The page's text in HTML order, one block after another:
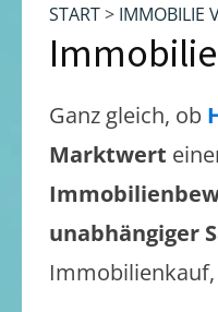
START> IMMOBILIE
Ganz gleich, ob
Marktwert
unabhängiger